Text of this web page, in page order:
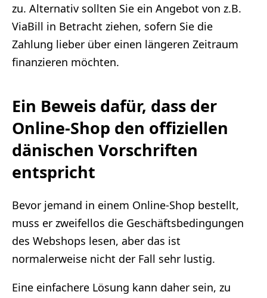
zu. Alternativ sollten Sie ein Angebot von z.B.
ViaBill in Betracht ziehen, sofern Sie die
Zahlung lieber über einen längeren Zeitraum
finanzieren möchten.
Ein Beweis dafür, dass der
Online-Shop den offiziellen
dänischen Vorschriften
entspricht
Bevor jemand in einem Online-Shop bestellt,
muss er zweifellos die Geschäftsbedingungen
des Webshops lesen, aber das ist
normalerweise nicht der Fall sehr lustig.
Eine einfachere Lösung kann daher sein, zu